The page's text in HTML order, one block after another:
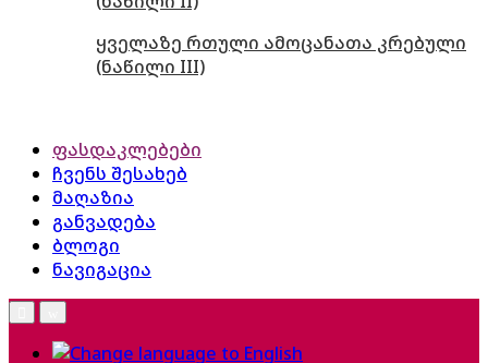
ყველაზე რთული ამოცანათა კრებული
(ნაწილი III)
ფასდაკლებები
ჩვენს შესახებ
მაღაზია
განვადება
ბლოგი
ნავიგაცია